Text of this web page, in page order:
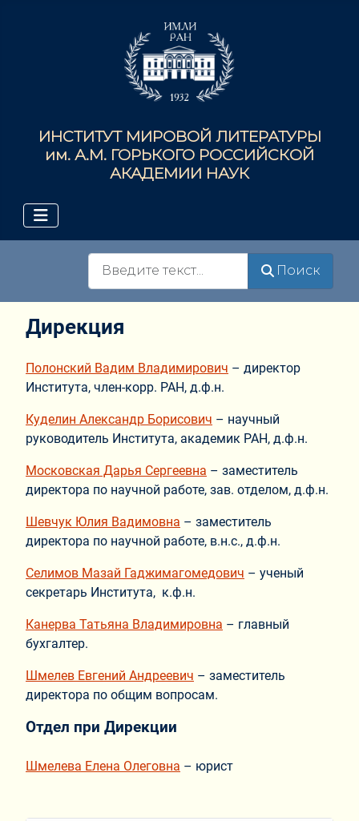
ИНСТИТУТ МИРОВОЙ ЛИТЕРАТУРЫ
им. А.М. ГОРЬКОГО РОССИЙСКОЙ
АКАДЕМИИ НАУК
Поиск
Дирекция
Полонский Вадим Владимирович – директор
Института, член-корр. РАН, д.ф.н.
Куделин Александр Борисович – научный
руководитель Института, академик РАН, д.ф.н.
Московская Дарья Сергеевна – заместитель
директора по научной работе, зав. отделом, д.ф.н.
Шевчук Юлия Вадимовна – заместитель
директора по научной работе, в.н.с., д.ф.н.
Селимов Мазай Гаджимагомедович – ученый
секретарь Института, к.ф.н.
Канерва Татьяна Владимировна – главный
бухгалтер.
Шмелев Евгений Андреевич – заместитель
директора по общим вопросам.
Отдел при Дирекции
Шмелева Елена Олеговна – юрист